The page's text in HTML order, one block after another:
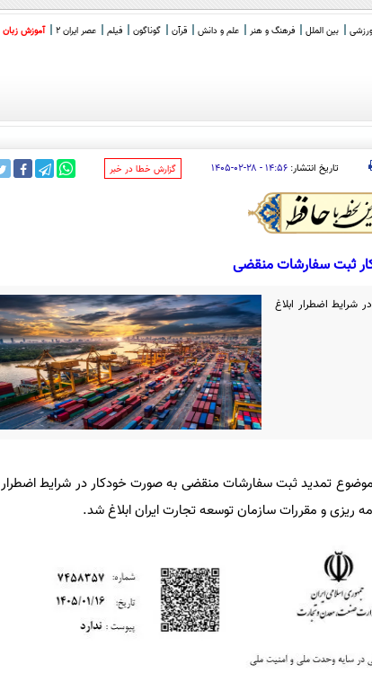
ورزشی بین الملل فرهنگ و هنر علم و دانش قرآن گوناگون فیلم عصر ایران 2 آموزش زبان
تاریخ انتشار: ۱۴:۵۶ - ۲۸-۰۲-۱۴۰۵ ‌گزارش خطا در خبر
ثبت سفارشات منقضی
شرایط اضطرار ابلاغ
تمدید ثبت سفارشات منقضی به صورت خودکار در شرایط اضطرار
ریزی و مقررات سازمان توسعه تجارت ایران ابلاغ شد.